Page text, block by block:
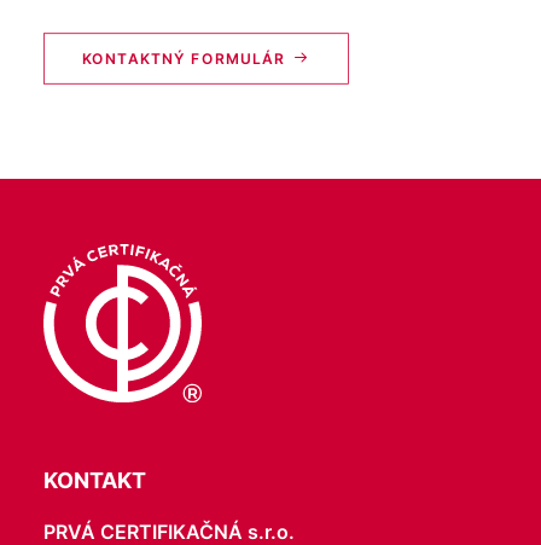
KONTAKTNÝ FORMULÁR
KONTAKT
PRVÁ CERTIFIKAČNÁ s.r.o.